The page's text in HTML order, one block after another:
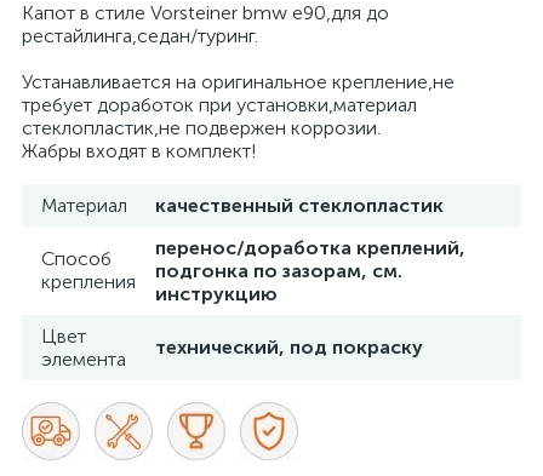
Капот в стиле Vorsteiner bmw e90,для до
рестайлинга,седан/туринг.
Устанавливается на оригинальное крепление,не
требует доработок при установки,материал
стеклопластик,не подвержен коррозии.
Жабры входят в комплект!
Материал качественный стеклопластик
Способ
крепления
перенос/доработка креплений,
подгонка по зазорам, см.
инструкцию
Цвет
элемента
технический, под покраску